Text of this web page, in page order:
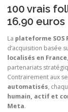
100 vrais
16.90 euros
La plateforme SOS
d’acquisition basée
localisés en France
partenariats
Contrairement aux
automatisés,
humain, actif et
Meta.